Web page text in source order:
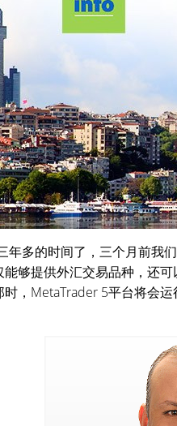
多的时间了，三个月前我
够提供外汇交易品种，还
，MetaTrader 5平台将会